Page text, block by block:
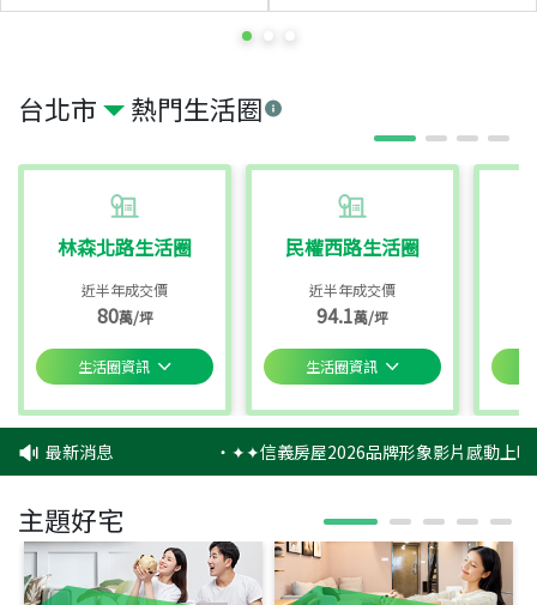
台北市 熱門生活圈
林森北路生活圈
近半年成交價
80萬/坪
生活圈資訊
民權西路生活圈
近半年成交價
94.1萬/坪
生活圈資訊
最新消息 ‧✦✦信義房屋2026品牌形象影片感動上
主題好宅